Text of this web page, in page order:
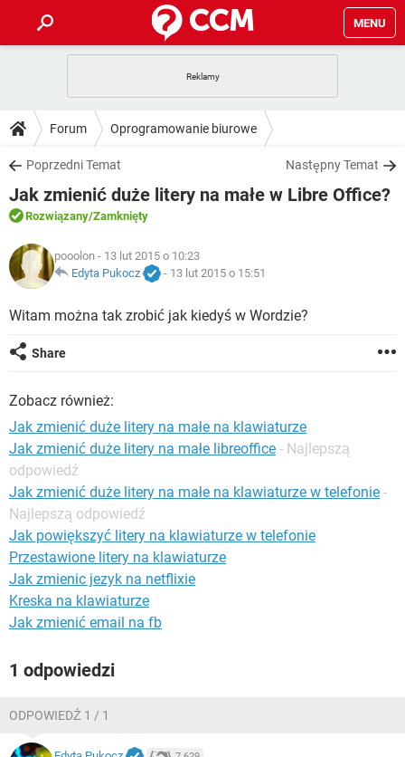
MENU
GRY WHATSAPP
SPOTIFY
INSTAGRAM FACEBOOK
WINDOWS 10
PORADY
PlayStation
SPOTIFY
INSTAGRAM
WINDOWS 10
DO POBRANIA
ANDROID TIKTOK
GRY
IOS
INSTAGRAM
WINDOWS 10
FORUM
COVID-19
GRY WHATSAPP
ARTYKUŁY
COVID-19
GRY WHATSAPP
SPOTIFY
Forum Oprogramowanie biurowe
Poprzedni Temat Następny Temat
Jak zmienić duże litery na małe w Libre Office?
Rozwiązany/Zamknięty
pooolon - 13 lut 2015 o 10:23
Edyta Pukocz
- 13 lut 2015 o 15:51
Witam można tak zrobić jak kiedyś w Wordzie?
Share
Zobacz również:
Jak zmienić duże litery na małe na klawiaturze
Jak zmienić duże litery na małe libreoffice - Najlepszą
odpowiedź
Jak zmienić duże litery na małe na klawiaturze w telefonie -
Najlepszą odpowiedź
Jak powiększyć litery na klawiaturze w telefonie
Przestawione litery na klawiaturze
Jak zmienic jezyk na netflixie
Kreska na klawiaturze
Jak zmienić email na fb
1 odpowiedzi
ODPOWIEDŹ 1 / 1